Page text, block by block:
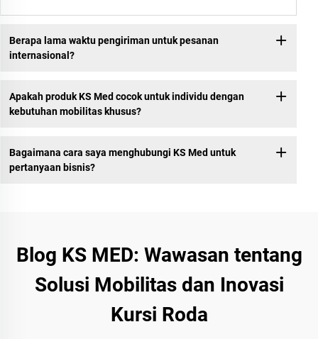
Berapa lama waktu pengiriman untuk pesanan
internasional?
Apakah produk KS Med cocok untuk individu dengan
kebutuhan mobilitas khusus?
Bagaimana cara saya menghubungi KS Med untuk
pertanyaan bisnis?
Blog KS MED: Wawasan tentang
Solusi Mobilitas dan Inovasi
Kursi Roda